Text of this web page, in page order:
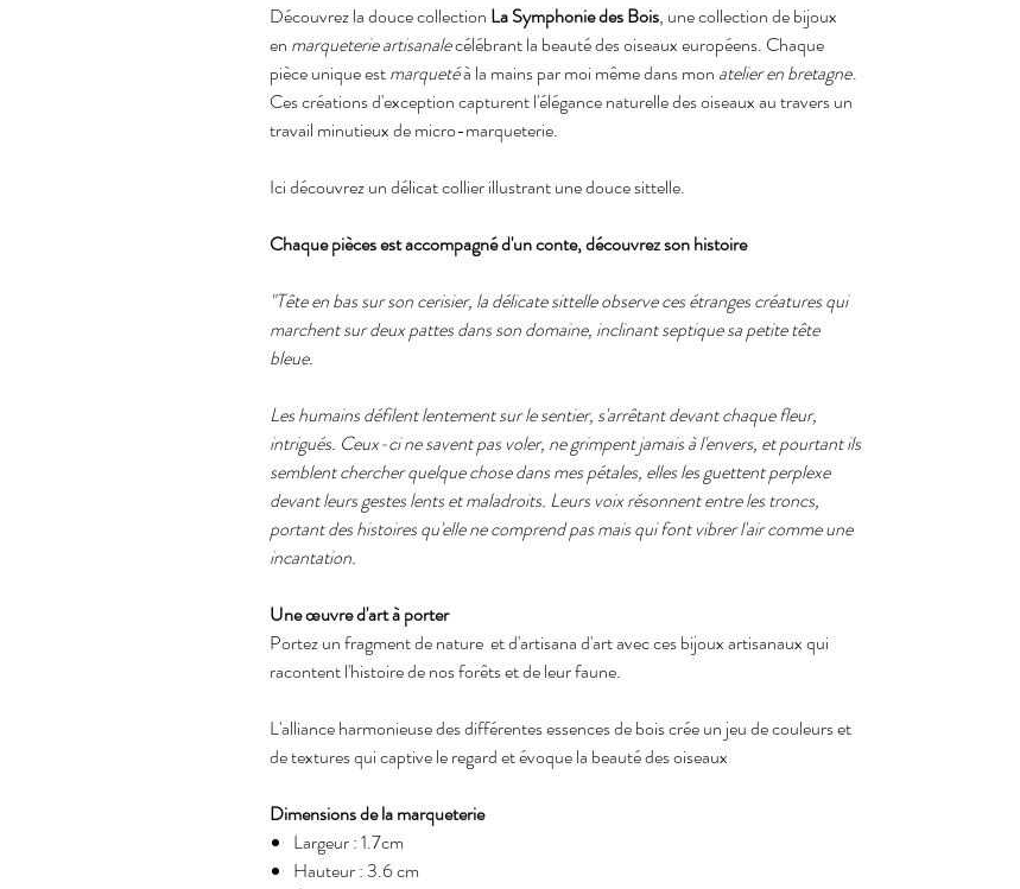
Découvrez la douce collection La Symphonie des Bois, une collection de bijoux
en marqueterie artisanalecélébrant la beauté des oiseaux européens. Chaque
pièce unique estmarquetéà la mains par moi même dans mon atelier en bretagne.
Ces créations d'exception capturent l'élégance naturelle des oiseaux au travers un
travail minutieux de micro-marqueterie.
Ici découvrez un délicat collier illustrant une douce sittelle.
Chaque pièces est accompagné d'un conte, découvrez son histoire
"Tête en bas sur son cerisier, la délicate sittelle observe ces étranges créatures qui
marchent sur deux pattes dans son domaine, inclinant septique sa petite tête
bleue.
Les humains défilent lentement sur le sentier, s'arrêtant devant chaque fleur,
intrigués. Ceux-ci ne savent pas voler, ne grimpent jamais à l'envers, et pourtant ils
semblent chercher quelque chose dans mes pétales, elles les guettent perplexe
devant leurs gestes lents et maladroits. Leurs voix résonnent entre les troncs,
portant des histoires qu'elle ne comprend pas mais qui font vibrer l'air comme une
incantation.
Une œuvre d'art à porter
Portez un fragment de nature et d'artisana d'art avec ces bijoux artisanaux qui
racontent l'histoire de nos forêts et de leur faune.
L'alliance harmonieuse des différentes essences de bois crée un jeu de couleurs et
de textures qui captive le regard et évoque la beauté des oiseaux
Dimensions de la marqueterie
Largeur : 1.7cm
Hauteur : 3.6 cm